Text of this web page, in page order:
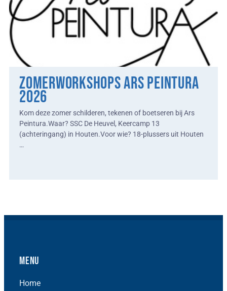
ZOMERWORKSHOPS ARS PEINTURA
2026
Kom deze zomer schilderen, tekenen of boetseren bij Ars
Peintura.Waar? SSC De Heuvel, Keercamp 13
(achteringang) in Houten.Voor wie? 18-plussers uit Houten
…
Menu
Home